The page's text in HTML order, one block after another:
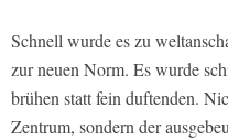
Schnell wurde es zu
zur neuen Norm. Es wurde
brühen statt fein duftenden.
Zentrum, sondern der